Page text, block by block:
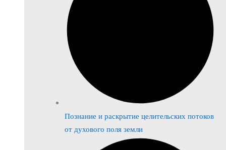
Познание и раскрытие целительских потоков
от духового поля земли